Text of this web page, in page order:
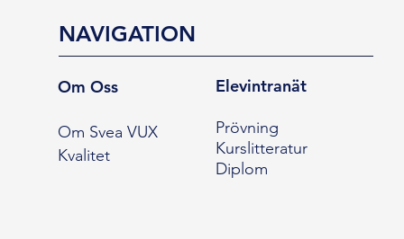
NAVIGATION
Om Oss
Om Svea VUX
Kvalitet
Elevintranät
Prövning
Kurslitteratur
Diplom